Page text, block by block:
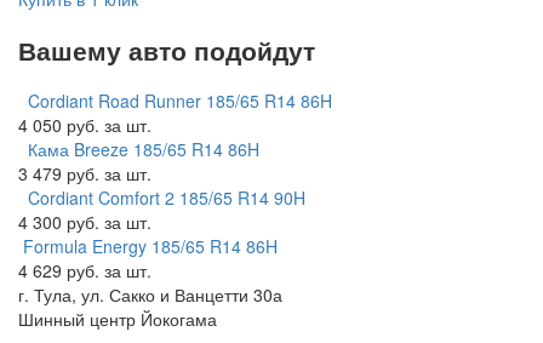
Вашему авто подойдут
Cordiant Road Runner 185/65 R14 86H
4 050 руб. за шт.
Кама Breeze 185/65 R14 86H
3 479 руб. за шт.
Cordiant Comfort 2 185/65 R14 90H
4 300 руб. за шт.
Formula Energy 185/65 R14 86H
4 629 руб. за шт.
г. Тула, ул. Сакко и Ванцетти 30а
Шинный центр Йокогама